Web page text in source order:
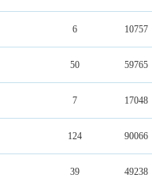
6 10757
50 59765
7 17048
124 90066
39 49238